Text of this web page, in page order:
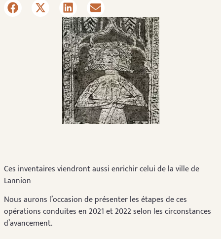
Ces inventaires viendront aussi enrichir celui de la ville de
Lannion
Nous aurons l’occasion de présenter les étapes de ces
opérations conduites en 2021 et 2022 selon les circonstances
d’avancement.